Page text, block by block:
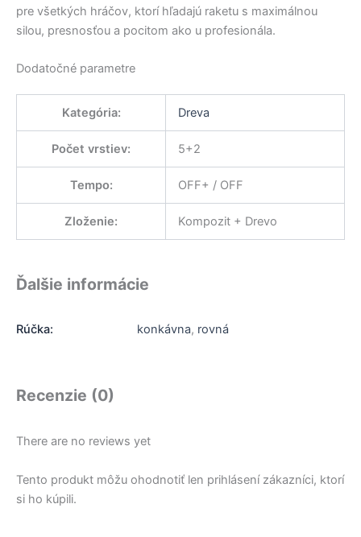
pre všetkých hráčov, ktorí hľadajú raketu s maximálnou
silou, presnosťou a pocitom ako u profesionála.
Dodatočné parametre
Kategória: Dreva
Počet vrstiev: 5+2
Tempo: OFF+ / OFF
Zloženie: Kompozit + Drevo
Ďalšie informácie
Rúčka: konkávna, rovná
Recenzie (0)
There are no reviews yet
Tento produkt môžu ohodnotiť len prihlásení zákazníci, ktorí
si ho kúpili.